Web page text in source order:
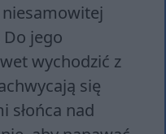
Do jego
wychodzić z
się
słońca nad